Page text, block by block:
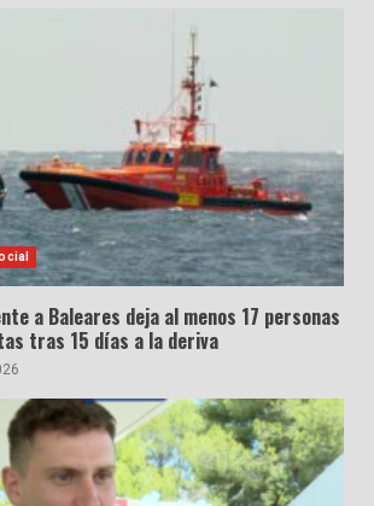
a Baleares deja al menos 17 personas
tras 15 días a la deriva